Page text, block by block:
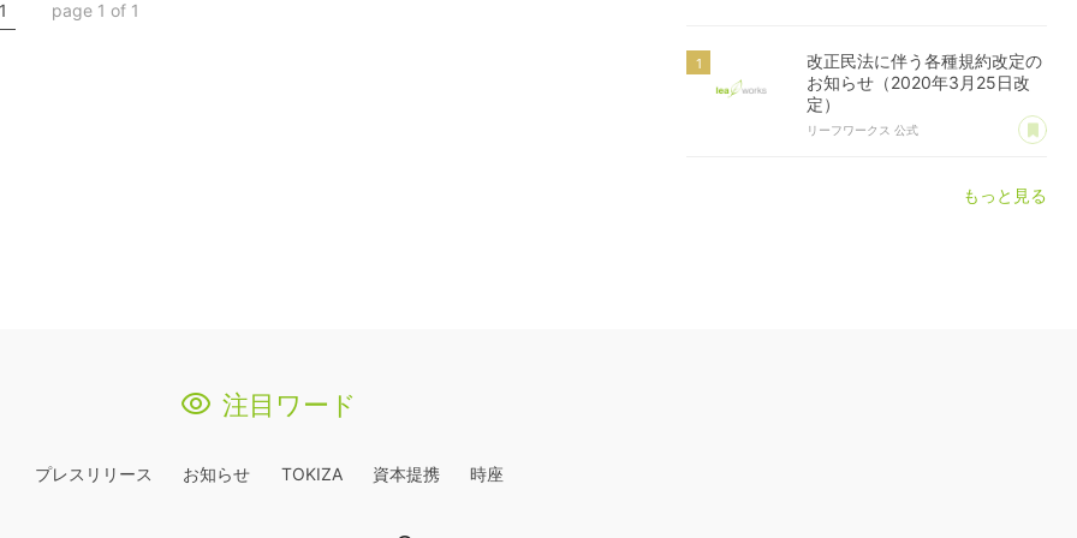
1 page 1 of 1
改正民法に伴う各種規約改定の
お知らせ（2020年3月25日改
定）
リーフワークス 公式 あ
もっと見る
注目ワード
プレスリリース お知らせ TOKIZA 資本提携 時座